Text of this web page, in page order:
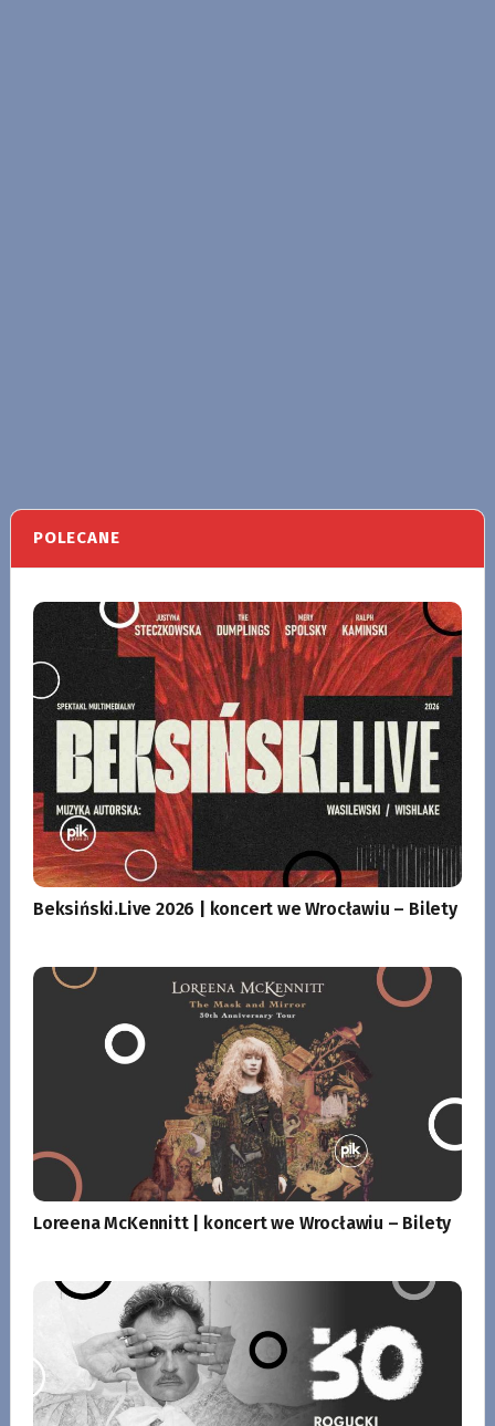
POLECANE
Beksiński.Live 2026 | koncert we Wrocławiu – Bilety
Loreena McKennitt | koncert we Wrocławiu – Bilety